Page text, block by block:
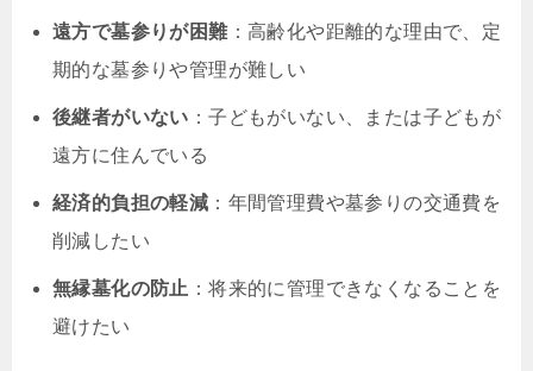
遠方で墓参りが困難：高齢化や距離的な理由で、定
期的な墓参りや管理が難しい
後継者がいない ：子どもがいない、または子どもが
遠方に住んでいる
経済的負担の軽減 ：年間管理費や墓参りの交通費を
削減したい
無縁墓化の防止 ：将来的に管理できなくなることを
避けたい